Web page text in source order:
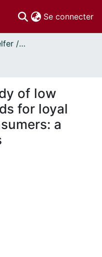
Se connecter
École de gestion Telfer // Telfer School of Management
of low
for loyal
a